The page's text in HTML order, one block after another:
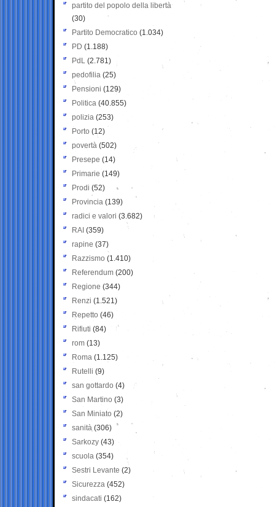
partito del popolo della libertà
(30)
Partito Democratico (1.034)
PD (1.188)
PdL (2.781)
pedofilia (25)
Pensioni (129)
Politica (40.855)
polizia (253)
Porto (12)
povertà (502)
Presepe (14)
Primarie (149)
Prodi (52)
Provincia (139)
radici e valori (3.682)
RAI (359)
rapine (37)
Razzismo (1.410)
Referendum (200)
Regione (344)
Renzi (1.521)
Repetto (46)
Rifiuti (84)
rom (13)
Roma (1.125)
Rutelli (9)
san gottardo (4)
San Martino (3)
San Miniato (2)
sanità (306)
Sarkozy (43)
scuola (354)
Sestri Levante (2)
Sicurezza (452)
sindacati (162)